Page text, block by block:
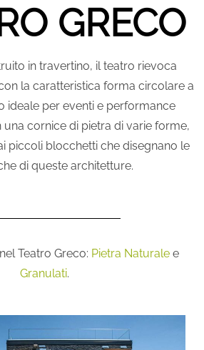
GRECO
in travertino, il teatro rievoca
la caratteristica forma circolare a
ideale per eventi e performance
cornice di pietra di varie forme,
piccoli blocchetti che disegnano le
di queste architetture.
Teatro Greco: Pietra Naturale e
Granulati.